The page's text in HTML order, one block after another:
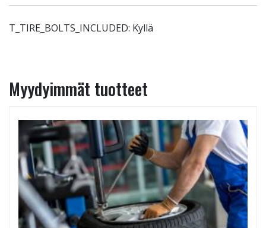
T_TIRE_BOLTS_INCLUDED: Kyllä
Myydyimmät tuotteet